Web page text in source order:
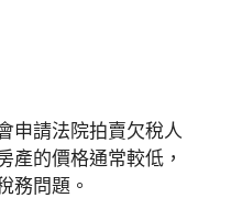
申請法院拍賣欠稅人
產的價格通常較低，
務問題。